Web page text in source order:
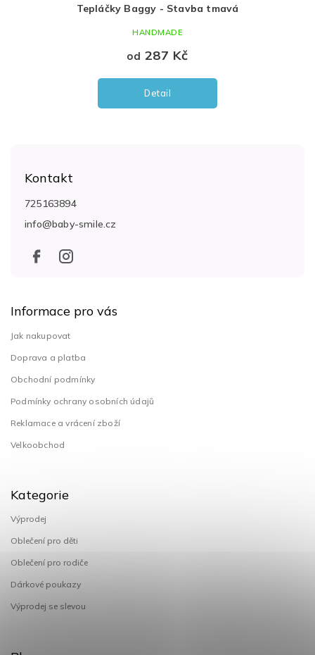
Tepláčky Baggy - Stavba tmavá
od 287 Kč
Detail
HANDMADE
Kontakt
info@baby-smile.cz
725163894
Informace pro vás
Jak nakupovat
Doprava a platba
Obchodní podmínky
Podmínky ochrany osobních údajů
Reklamace a vrácení zboží
Velkoobchod
Kategorie
Výprodej
Oblečení pro děti
Oblečení pro rodiče
Dárkové poukazy
Výprodej se slevou